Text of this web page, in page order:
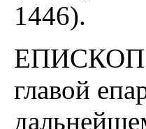
1446).
ЕПИСКОП
главой